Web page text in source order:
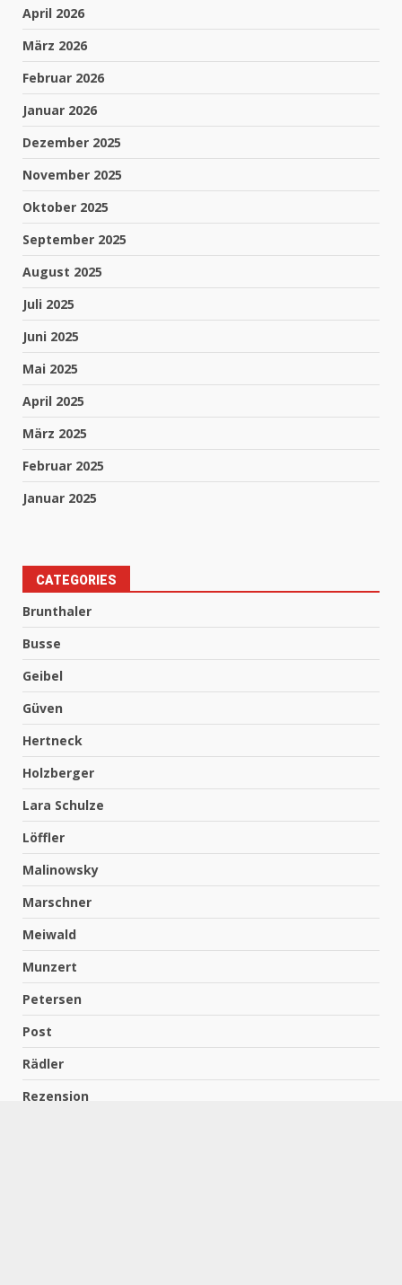
April 2026
März 2026
Februar 2026
Januar 2026
Dezember 2025
November 2025
Oktober 2025
September 2025
August 2025
Juli 2025
Juni 2025
Mai 2025
April 2025
März 2025
Februar 2025
Januar 2025
CATEGORIES
Brunthaler
Busse
Geibel
Güven
Hertneck
Holzberger
Lara Schulze
Löffler
Malinowsky
Marschner
Meiwald
Munzert
Petersen
Post
Rädler
Rezension